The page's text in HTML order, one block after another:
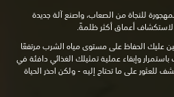
للنجاة من الصعاب، واصنع آلة جديدة
لاستكشاف أعماق أكثر ظلمةً.
عليك الحفاظ على مستوى مياه الشرب مرتفعًا
وإبقاء عملية تمثيلك الغذائي دافئة في
للعثور على ما تحتاج إليه - ولكن احذر الحياة